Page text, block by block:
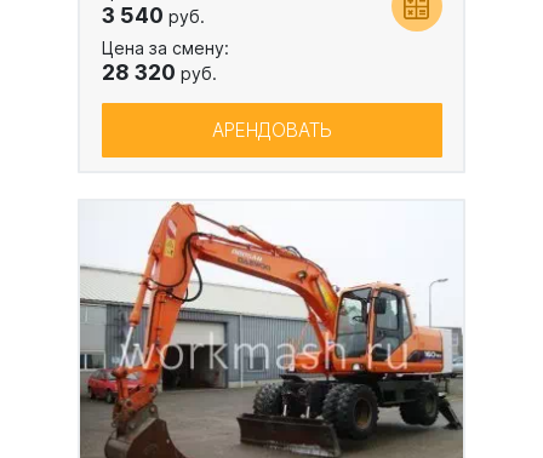
3 540 руб.
Цена за смену:
28 320 руб.
АРЕНДОВАТЬ